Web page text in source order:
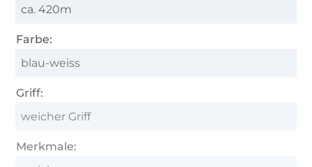
ca. 420m
Farbe:
blau-weiss
Griff:
weicher Griff
Merkmale: